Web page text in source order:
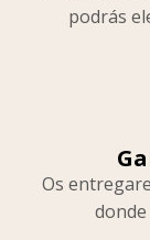
podrás
Os